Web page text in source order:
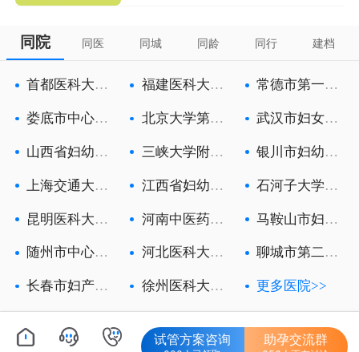
同院 同医 同城 同龄 同行 建档
首都医科大学
福建医科大学
常德市第一人
娄底市中心医
北京大学第三
武汉市妇女儿
山西省妇幼保
三峡大学附属
银川市妇幼保
上海交通大学
江西省妇幼保
石河子大学医
昆明医科大学
河南中医药大
马鞍山市妇幼
随州市中心医
河北医科大学
聊城市第二人
长春市妇产医
徐州医科大学
更多医院>>
试管方案咨询 助孕交流群